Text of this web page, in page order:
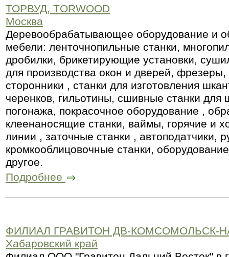
ТОРВУД, TORWOOD
Москва
Деревообрабатывающее оборудование и
мебели: ленточнопильные станки,
дробилки, брикетирующие установки,
для производства окон и дверей,
сторонники , станки для изготовления
черенков, гильотины, сшивные станки для
погонажа, покрасочное оборудование ,
клеенаносящие станки, ваймы, горячие и
линии , заточные станки , автоподатчики,
кромкооблицовочные станки,
другое.
Подробнее
ФИЛИАЛ ГРАВИТОН ДВ-КОМСОМОЛЬСК-
Хабаровский край